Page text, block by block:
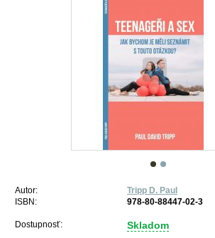
Autor:
Tripp D. Paul
ISBN:
978-80-88447-02-3
Dostupnosť: Skladom